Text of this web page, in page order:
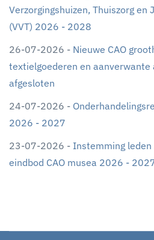
Verzorgingshuizen, Thuiszorg en
(VVT) 2026 - 2028
26-07-2026 - Nieuwe CAO
textielgoederen en
afgesloten
24-07-2026 -
2026 - 2027
23-07-2026 - Instemming leden
eindbod CAO musea 2026 -